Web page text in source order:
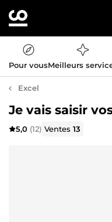
Pour vousMeilleurs
Excel
Je vais saisir
5,0 (12) Ventes13